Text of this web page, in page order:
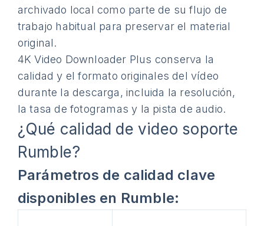
archivado local como parte de su flujo de
trabajo habitual para preservar el material
original.
4K Video Downloader Plus conserva la
calidad y el formato originales del vídeo
durante la descarga, incluida la resolución,
la tasa de fotogramas y la pista de audio.
¿Qué calidad de video soporte
Rumble?
Parámetros de calidad clave
disponibles en Rumble: